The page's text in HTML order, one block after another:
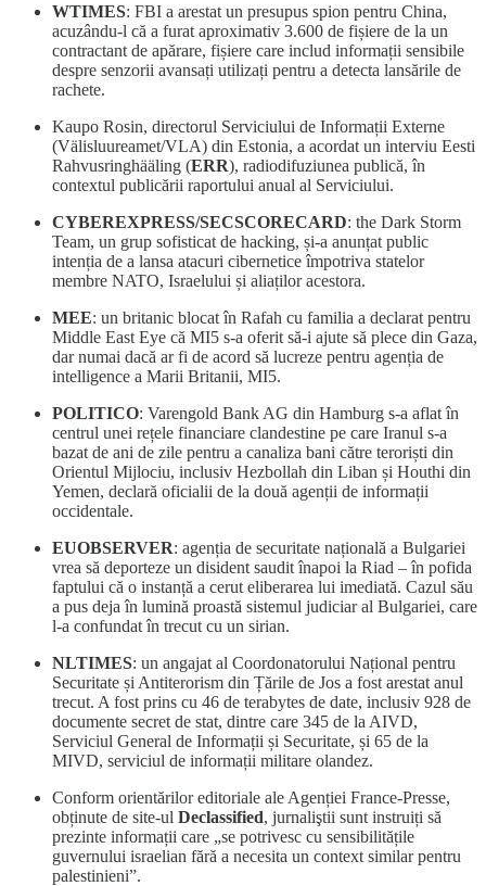
WTIMES: FBI a arestat un presupus spion pentru China,
acuzându-l că a furat aproximativ 3.600 de fișiere de la un
contractant de apărare, fișiere care includ informații sensibile
despre senzorii avansați utilizați pentru a detecta lansările de
rachete.
Kaupo Rosin, directorul Serviciului de Informații Externe
(Välisluureamet/VLA) din Estonia, a acordat un interviu Eesti
Rahvusringhääling (ERR), radiodifuziunea publică, în
contextul publicării raportului anual al Serviciului.
CYBEREXPRESS/SECSCORECARD: the Dark Storm
Team, un grup sofisticat de hacking, și-a anunțat public
intenția de a lansa atacuri cibernetice împotriva statelor
membre NATO, Israelului și aliaților acestora.
MEE: un britanic blocat în Rafah cu familia a declarat pentru
Middle East Eye că MI5 s-a oferit să-i ajute să plece din Gaza,
dar numai dacă ar fi de acord să lucreze pentru agenția de
intelligence a Marii Britanii, MI5.
POLITICO: Varengold Bank AG din Hamburg s-a aflat în
centrul unei rețele financiare clandestine pe care Iranul s-a
bazat de ani de zile pentru a canaliza bani către teroriști din
Orientul Mijlociu, inclusiv Hezbollah din Liban și Houthi din
Yemen, declară oficialii de la două agenții de informații
occidentale.
EUOBSERVER: agenția de securitate națională a Bulgariei
vrea să deporteze un disident saudit înapoi la Riad – în pofida
faptului că o instanță a cerut eliberarea lui imediată. Cazul său
a pus deja în lumină proastă sistemul judiciar al Bulgariei, care
l-a confundat în trecut cu un sirian.
NLTIMES: un angajat al Coordonatorului Național pentru
Securitate și Antiterorism din Țările de Jos a fost arestat anul
trecut. A fost prins cu 46 de terabytes de date, inclusiv 928 de
documente secret de stat, dintre care 345 de la AIVD,
Serviciul General de Informații și Securitate, și 65 de la
MIVD, serviciul de informații militare olandez.
Conform orientărilor editoriale ale Agenției France-Presse,
obținute de site-ul Declassified, jurnaliştii sunt instruiți să
prezinte informații care „se potrivesc cu sensibilitățile
guvernului israelian fără a necesita un context similar pentru
palestinieni”.